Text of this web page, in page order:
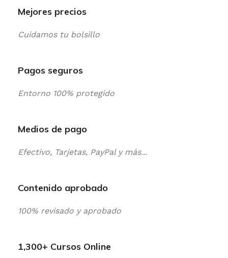
Mejores precios
Cuidamos tu bolsillo
Pagos seguros
Entorno 100% protegido
Medios de pago
Efectivo, Tarjetas, PayPal y más...
Contenido aprobado
100% revisado y aprobado
1,300+ Cursos Online